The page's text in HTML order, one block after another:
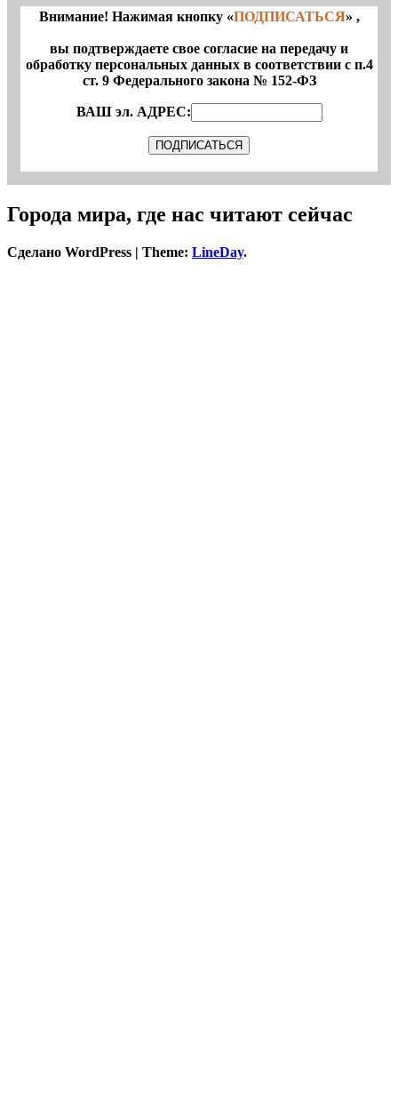
Внимание! Нажимая кнопку «ПОДПИСАТЬСЯ» ,
вы подтверждаете свое согласие на передачу и
обработку персональных данных в соответствии с п.4
ст. 9 Федерального закона № 152-ФЗ
ВАШ эл. АДРЕС:
Города мира, где нас читают сейчас
Сделано WordPress | Theme: LineDay.